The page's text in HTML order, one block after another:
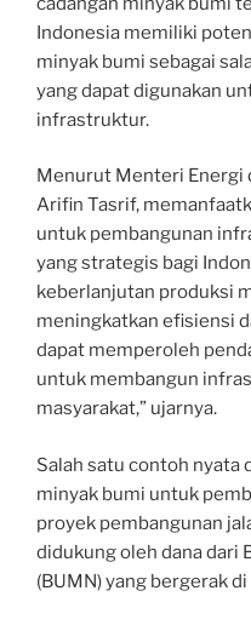
Indonesia memiliki
minyak bumi sebagai
yang dapat digunakan
infrastruktur.
Menurut Menteri Energi
Arifin Tasrif,
untuk pembangunan
yang strategis bagi
keberlanjutan produksi
meningkatkan efisiensi
dapat memperoleh
untuk membangun
masyarakat,” ujarnya.
Salah satu contoh nyata
minyak bumi untuk
proyek pembangunan
didukung oleh dana dari
(BUMN) yang bergerak